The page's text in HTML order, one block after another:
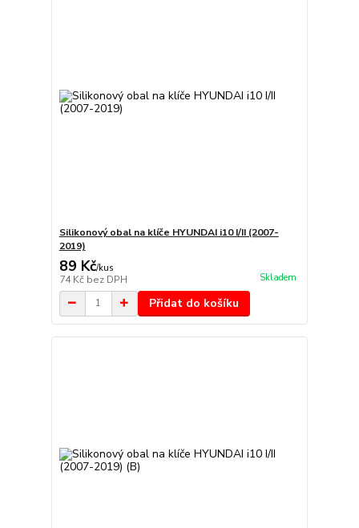
Silikonový obal na klíče HYUNDAI i10 I/II (2007-
2019)
89 Kč/kus
74 Kč bez DPH Skladem
Přidat do košíku